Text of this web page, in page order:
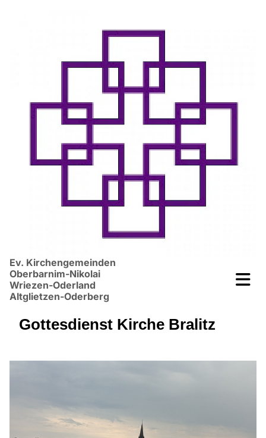
Ev. Kirchengemeinden
Oberbarnim-Nikolai
Wriezen-Oderland
Altglietzen-Oderberg
Gottesdienst Kirche Bralitz